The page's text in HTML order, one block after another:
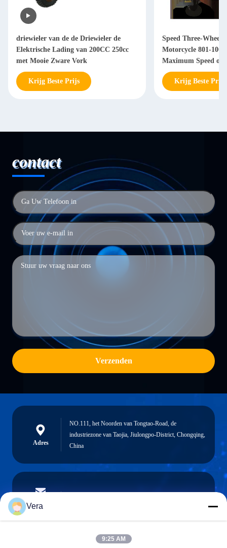
driewieler van de de Driewieler de
Elektrische Lading van 200CC 250cc
met Mooie Zware Vork
Krijg Beste Prijs
Speed Three-
Motorcycle 801-
Maximum Speed of
Transport Needs
Krijg Beste Prijs
contact
Verzenden
Adres
NO.111, het Noorden van Tongtao-Road, de
industriezone van Taojia, Jiulongpo-District, Chongqing,
China
E-mail
Vera
9:25 AM